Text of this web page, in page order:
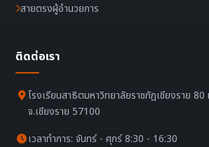
สายตรงผู้อำนวยการ
ติดต่อเรา
โรงเรียนสาธิตมหาวิทยาลัยราชภัฏเชียงราย
จ.เชียงราย 57100
เวลาทำการ: จันทร์ - ศุกร์ 8:30 - 16:30